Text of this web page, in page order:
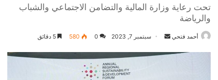
تحت رعاية وزارة المالية والتضامن الاجتماعي والشباب
والرياضة
أحمد فتحي
أرسل سبتمبر 7, 2023 0
580